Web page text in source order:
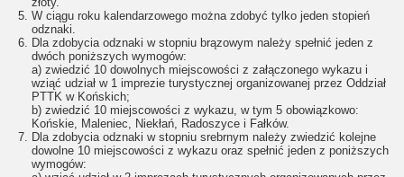
W ciągu roku kalendarzowego można zdobyć tylko jeden stopień
odznaki.
Dla zdobycia odznaki w stopniu brązowym należy spełnić jeden z
dwóch poniższych wymogów:
a) zwiedzić 10 dowolnych miejscowości z załączonego wykazu i
wziąć udział w 1 imprezie turystycznej organizowanej przez Oddział
PTTK w Końskich;
b) zwiedzić 10 miejscowości z wykazu, w tym 5 obowiązkowo:
Końskie, Maleniec, Niekłań, Radoszyce i Fałków.
Dla zdobycia odznaki w stopniu srebrnym należy zwiedzić kolejne
dowolne 10 miejscowości z wykazu oraz spełnić jeden z poniższych
wymogów: